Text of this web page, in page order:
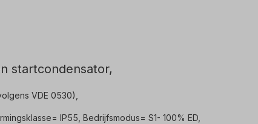
startcondensator,
VDE 0530),
IP55, Bedrijfsmodus= S1- 100% ED,